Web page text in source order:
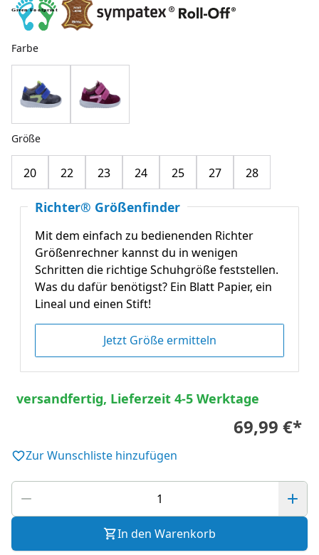
Farbe
Größe
20 22 23 24 25 27 28
Richter® Größenfinder
Mit dem einfach zu bedienenden Richter
Größenrechner kannst du in wenigen
Schritten die richtige Schuhgröße feststellen.
Was du dafür benötigst? Ein Blatt Papier, ein
Lineal und einen Stift!
Jetzt Größe ermitteln
versandfertig, Lieferzeit 4-5 Werktage
69,99 €*
Zur Wunschliste hinzufügen
In den Warenkorb